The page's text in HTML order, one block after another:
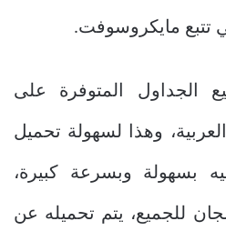
تتبع مايكروسوفت.
الجداول المتوفرة على
وهذا لسهولة تحميل
بسهولة وبسرعة كبيرة،
للجميع، يتم تحميله عن